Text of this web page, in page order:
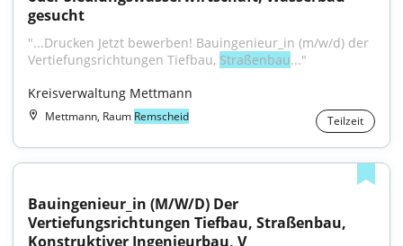
gesucht
"...Drucken Jetzt bewerben! Bauingenieur_in (m/w/d) der
Vertiefungsrichtungen Tiefbau, Straßenbau..."
Kreisverwaltung Mettmann
Mettmann, Raum Remscheid Teilzeit
Bauingenieur_in (M/W/D) Der
Vertiefungsrichtungen Tiefbau, Straßenbau,
Konstruktiver Ingenieurbau, V